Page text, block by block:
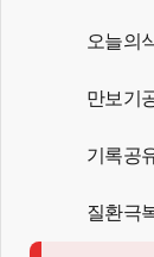
오늘의
만보기
기록공
질환극